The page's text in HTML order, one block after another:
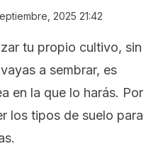
2025 21:42
tu propio cultivo, sin
a sembrar, es
en la que lo harás. Por
los tipos de suelo para